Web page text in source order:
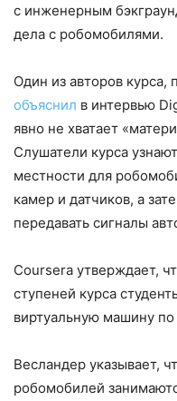
с инженерным
дела с робомобилями.
Один из авторов курса,
объяснил в интервью
явно не хватает
Слушатели курса
местности для
камер и датчиков, а
передавать сигналы
Coursera утверждает,
ступеней курса
виртуальную машину
Весландер указывает,
робомобилей